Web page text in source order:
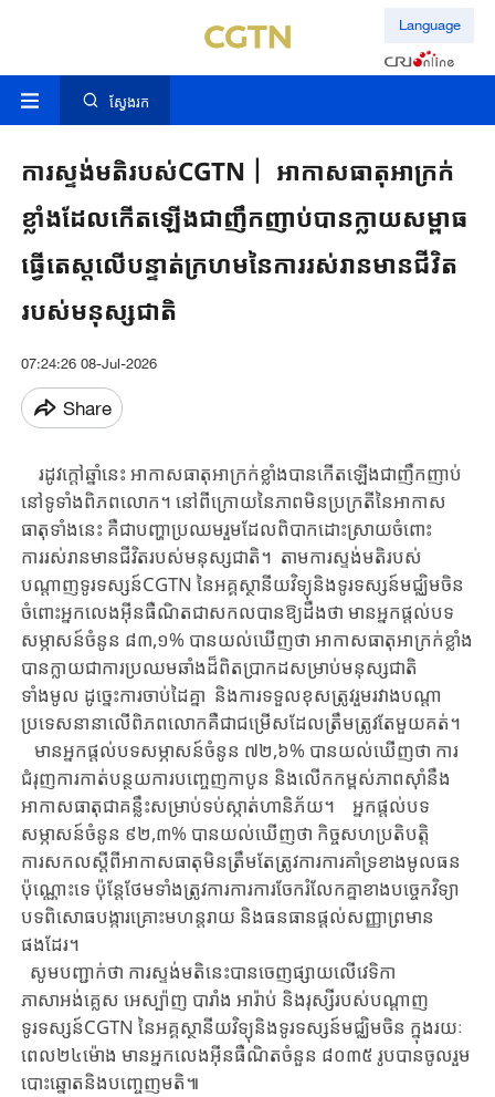
Language
ស្វែងរក
ការស្ទង់មតិរបស់CGTN丨 អាកាសធាតុអាក្រក់
ខ្លាំងដែលកើតឡើងជាញឹកញាប់បានក្លាយសម្ពាធ
ធ្វើតេស្តលើបន្ទាត់ក្រហមនៃការរស់រានមានជីវិត
របស់មនុស្សជាតិ
07:24:26 08-Jul-2026
Share
រដូវក្តៅឆ្នាំនេះ អាកាសធាតុអាក្រក់ខ្លាំងបានកើតឡើងជាញឹកញាប់
នៅទូទាំងពិភពលោក។ នៅពីក្រោយនៃភាពមិនប្រក្រតីនៃអាកាស
ធាតុទាំងនេះ គឺជាបញ្ហាប្រឈមរួមដែលពិបាកដោះស្រាយចំពោះ
ការរស់រានមានជីវិតរបស់មនុស្សជាតិ។ តាមការស្ទង់មតិរបស់
បណ្តាញទូរទស្សន៍CGTN នៃអគ្គស្ថានីយវិទ្យុនិងទូរទស្សន៍មជ្ឈិមចិន
ចំពោះអ្នកលេងអ៊ីនធឺណិតជាសកលបានឱ្យដឹងថា​ មានអ្នកផ្តល់បទ
សម្ភាសន៍ចំនូន ៨៣,១% បានយល់ឃើញថា អាកាសធាតុអាក្រក់ខ្លាំង
បានក្លាយជាការប្រឈមឆាំងដ៏ពិតប្រាកដសម្រាប់មនុស្សជាតិ
ទាំងមូល ដូច្នេះការចាប់ដៃគ្នា​ និងការទទួលខុសត្រូវរួមរវាងបណ្តា
ប្រទេសនានាលើពិភពលោកគឺជាជម្រើសដែលត្រឹមត្រូវតែមួយគត់។
មានអ្នកផ្តល់បទសម្ភាសន៍ចំនូន ៧២,៦% បានយល់ឃើញថា ការ
ជំរុញការកាត់បន្ថយការបញ្ចេញកាបូន និងលើកកម្ពស់ភាពស៊ាំនឹង
អាកាសធាតុជាគន្លឹះសម្រាប់ទប់ស្កាត់ហានិភ័យ។ អ្នកផ្តល់បទ
សម្ភាសន៍ចំនូន ៩២,៣% បានយល់ឃើញថា កិច្ចសហប្រតិបត្តិ
ការសកលស្តីពីអាកាសធាតុមិនត្រឹមតែត្រូវការការគាំទ្រខាងមូលធន
ប៉ុណ្ណោះទេ ប៉ុន្តែថែមទាំងត្រូវការការការចែករំលែកគ្នាខាងបច្ចេកវិទ្យា
បទពិសោធបង្ការគ្រោះមហន្តរាយ និងធនធានផ្តល់សញ្ញាព្រមាន
ផងដែរ។
សូមបញ្ជាក់ថា ការស្ទង់មតិនេះបានចេញផ្សាយលើវេទិកា
ភាសាអង់គ្លេស អេស្ប៉ាញ បារាំង អារ៉ាប់ និងរុស្សីរបស់បណ្តាញ
ទូរទស្សន៍CGTN នៃអគ្គស្ថានីយវិទ្យុនិងទូរទស្សន៍មជ្ឈិមចិន ក្នុងរយៈ
ពេល២៤ម៉ោង មានអ្នកលេងអ៊ីនធឺណិតចំនួន ៨០៣៥ រូបបានចូលរួម
បោះឆ្នោតនិងបញ្ចេញមតិ៕